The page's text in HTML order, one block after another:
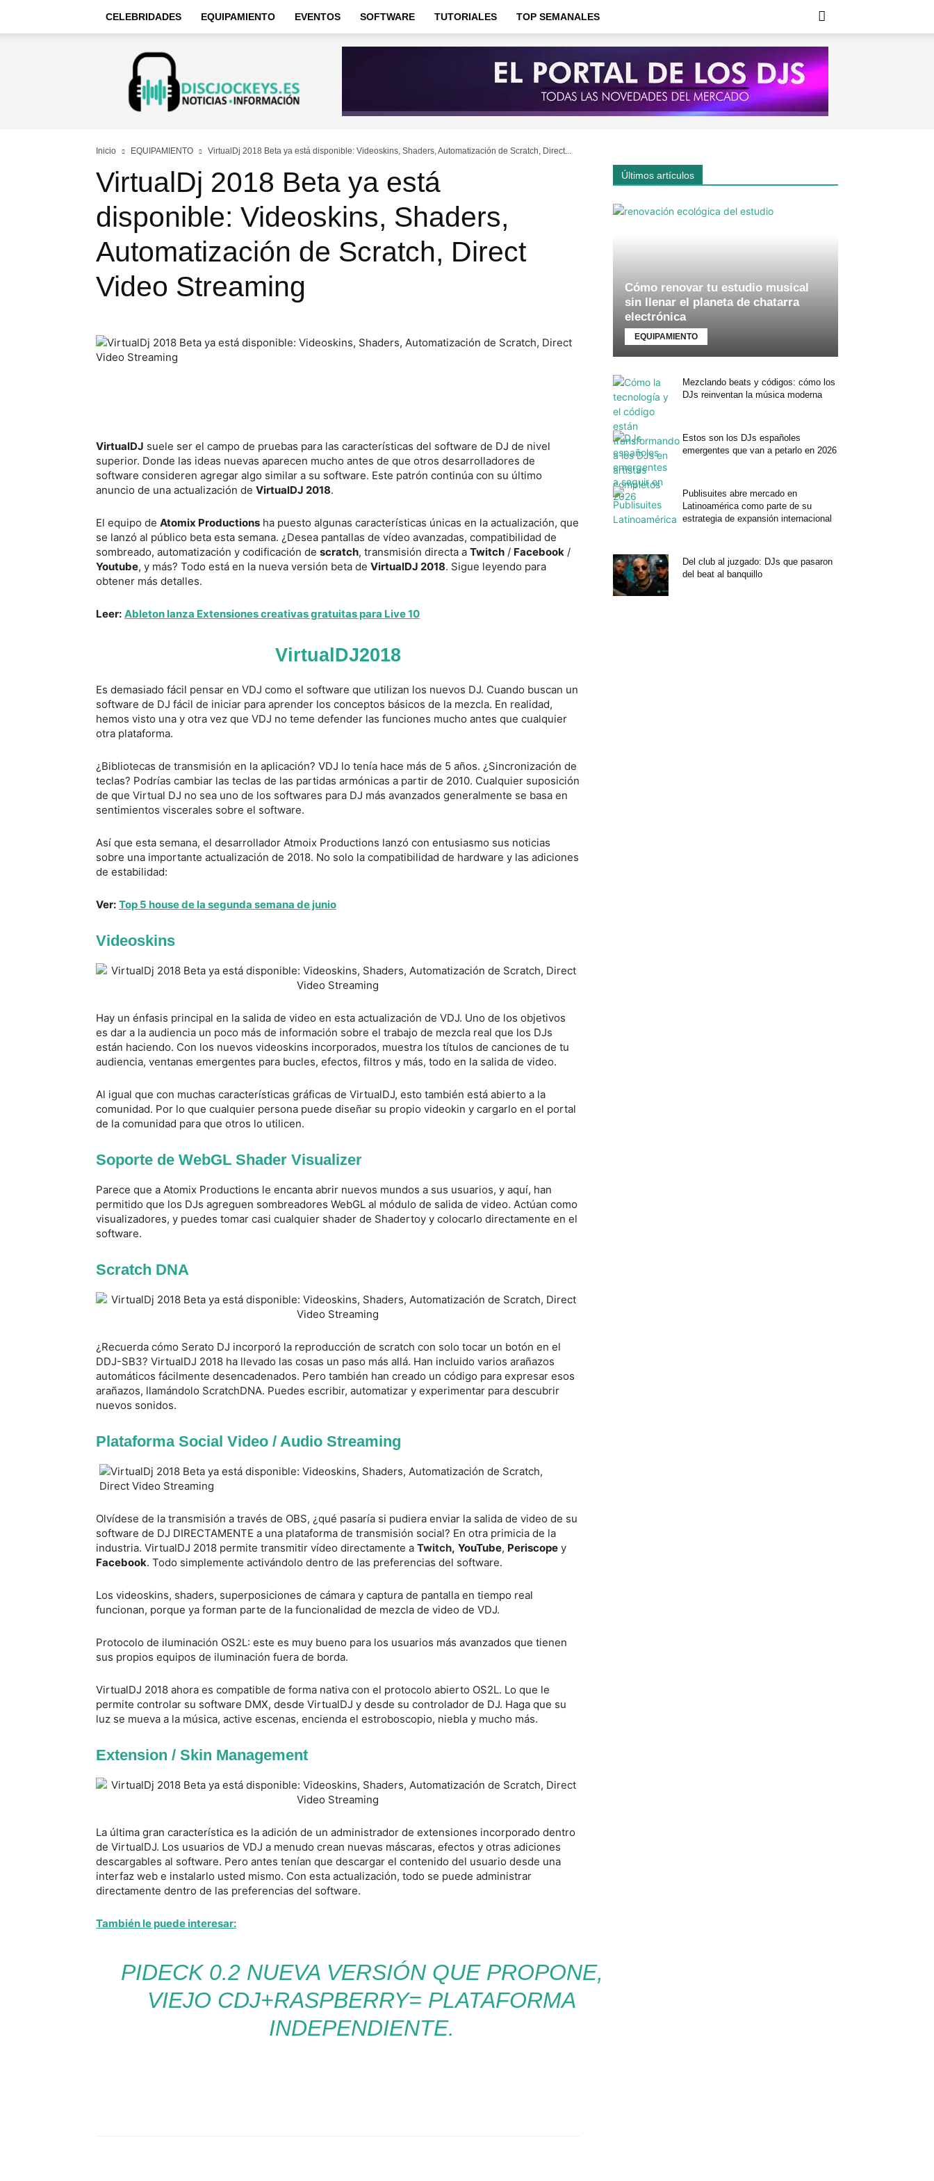
CELEBRIDADES EQUIPAMIENTO EVENTOS SOFTWARE TUTORIALES TOP SEMANALES
Discjockeys
Noticias
e
información
Inicio EQUIPAMIENTO VirtualDj 2018 Beta ya está disponible: Videoskins, Shaders, Automatización de Scratch, Direct...
VirtualDj 2018 Beta ya está
disponible: Videoskins, Shaders,
Automatización de Scratch, Direct
Video Streaming
VirtualDJ suele ser el campo de pruebas para las características del software de DJ de nivel
superior. Donde las ideas nuevas aparecen mucho antes de que otros desarrolladores de
software consideren agregar algo similar a su software. Este patrón continúa con su último
anuncio de una actualización de VirtualDJ 2018.
El equipo de Atomix Productions ha puesto algunas características únicas en la actualización, que
se lanzó al público beta esta semana. ¿Desea pantallas de vídeo avanzadas, compatibilidad de
sombreado, automatización y codificación de scratch, transmisión directa a Twitch / Facebook /
Youtube, y más? Todo está en la nueva versión beta de VirtualDJ 2018. Sigue leyendo para
obtener más detalles.
Leer: Ableton lanza Extensiones creativas gratuitas para Live 10
VirtualDJ2018
Es demasiado fácil pensar en VDJ como el software que utilizan los nuevos DJ. Cuando buscan un
software de DJ fácil de iniciar para aprender los conceptos básicos de la mezcla. En realidad,
hemos visto una y otra vez que VDJ no teme defender las funciones mucho antes que cualquier
otra plataforma.
¿Bibliotecas de transmisión en la aplicación? VDJ lo tenía hace más de 5 años. ¿Sincronización de
teclas? Podrías cambiar las teclas de las partidas armónicas a partir de 2010. Cualquier suposición
de que Virtual DJ no sea uno de los softwares para DJ más avanzados generalmente se basa en
sentimientos viscerales sobre el software.
Así que esta semana, el desarrollador Atmoix Productions lanzó con entusiasmo sus noticias
sobre una importante actualización de 2018. No solo la compatibilidad de hardware y las adiciones
de estabilidad:
Ver: Top 5 house de la segunda semana de junio
Videoskins
Hay un énfasis principal en la salida de video en esta actualización de VDJ. Uno de los objetivos
es dar a la audiencia un poco más de información sobre el trabajo de mezcla real que los DJs
están haciendo. Con los nuevos videoskins incorporados, muestra los títulos de canciones de tu
audiencia, ventanas emergentes para bucles, efectos, filtros y más, todo en la salida de video.
Al igual que con muchas características gráficas de VirtualDJ, esto también está abierto a la
comunidad. Por lo que cualquier persona puede diseñar su propio videokin y cargarlo en el portal
de la comunidad para que otros lo utilicen.
Soporte de WebGL Shader Visualizer
Parece que a Atomix Productions le encanta abrir nuevos mundos a sus usuarios, y aquí, han
permitido que los DJs agreguen sombreadores WebGL al módulo de salida de video. Actúan como
visualizadores, y puedes tomar casi cualquier shader de Shadertoy y colocarlo directamente en el
software.
Scratch DNA
¿Recuerda cómo Serato DJ incorporó la reproducción de scratch con solo tocar un botón en el
DDJ-SB3? VirtualDJ 2018 ha llevado las cosas un paso más allá. Han incluido varios arañazos
automáticos fácilmente desencadenados. Pero también han creado un código para expresar esos
arañazos, llamándolo ScratchDNA. Puedes escribir, automatizar y experimentar para descubrir
nuevos sonidos.
Plataforma Social Video / Audio Streaming
Olvídese de la transmisión a través de OBS, ¿qué pasaría si pudiera enviar la salida de video de su
software de DJ DIRECTAMENTE a una plataforma de transmisión social? En otra primicia de la
industria. VirtualDJ 2018 permite transmitir vídeo directamente a Twitch, YouTube, Periscope y
Facebook. Todo simplemente activándolo dentro de las preferencias del software.
Los videoskins, shaders, superposiciones de cámara y captura de pantalla en tiempo real
funcionan, porque ya forman parte de la funcionalidad de mezcla de video de VDJ.
Protocolo de iluminación OS2L: este es muy bueno para los usuarios más avanzados que tienen
sus propios equipos de iluminación fuera de borda.
VirtualDJ 2018 ahora es compatible de forma nativa con el protocolo abierto OS2L. Lo que le
permite controlar su software DMX, desde VirtualDJ y desde su controlador de DJ. Haga que su
luz se mueva a la música, active escenas, encienda el estroboscopio, niebla y mucho más.
Extension / Skin Management
La última gran característica es la adición de un administrador de extensiones incorporado dentro
de VirtualDJ. Los usuarios de VDJ a menudo crean nuevas máscaras, efectos y otras adiciones
descargables al software. Pero antes tenían que descargar el contenido del usuario desde una
interfaz web e instalarlo usted mismo. Con esta actualización, todo se puede administrar
directamente dentro de las preferencias del software.
También le puede interesar:
PIDECK 0.2 NUEVA VERSIÓN QUE PROPONE,
VIEJO CDJ+RASPBERRY= PLATAFORMA
INDEPENDIENTE.
Últimos artículos
Cómo renovar tu estudio musical
sin llenar el planeta de chatarra
electrónica
EQUIPAMIENTO
Mezclando beats y códigos: cómo los
DJs reinventan la música moderna
Estos son los DJs españoles
emergentes que van a petarlo en 2026
Publisuites abre mercado en
Latinoamérica como parte de su
estrategia de expansión internacional
Del club al juzgado: DJs que pasaron
del beat al banquillo